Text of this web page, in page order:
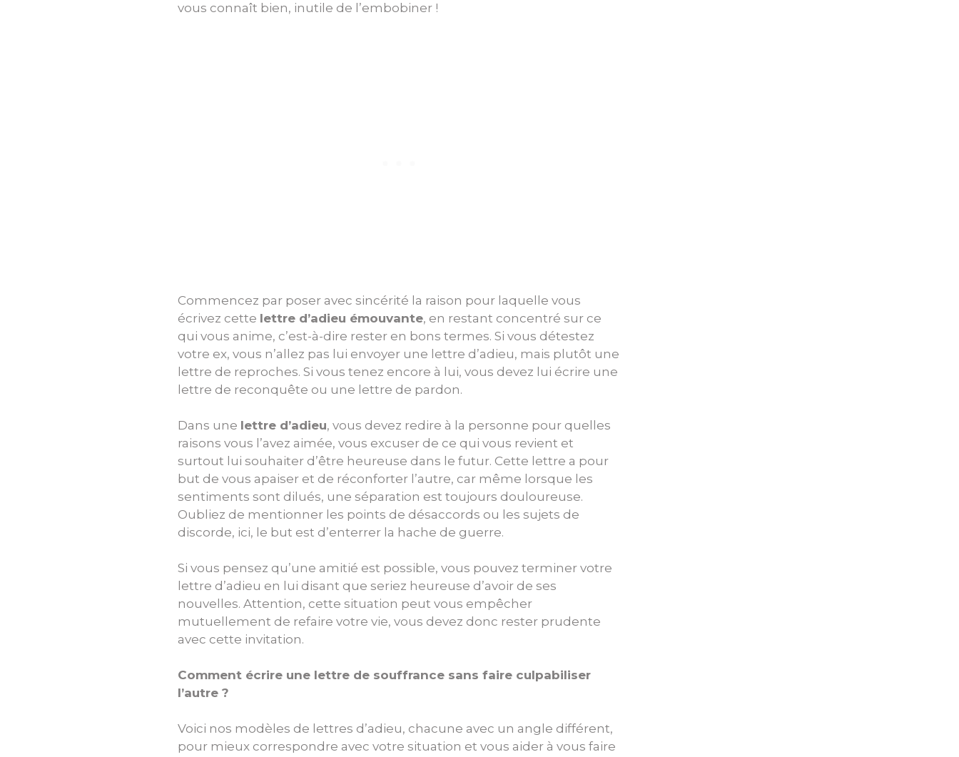
vous connaît bien, inutile de l’embobiner !
Commencez par poser avec sincérité la raison pour laquelle vous
écrivez cette lettre d’adieu émouvante, en restant concentré sur ce
qui vous anime, c’est-à-dire rester en bons termes. Si vous détestez
votre ex, vous n’allez pas lui envoyer une lettre d’adieu, mais plutôt une
lettre de reproches. Si vous tenez encore à lui, vous devez lui écrire une
lettre de reconquête ou une lettre de pardon.
Dans une lettre d’adieu, vous devez redire à la personne pour quelles
raisons vous l’avez aimée, vous excuser de ce qui vous revient et
surtout lui souhaiter d’être heureuse dans le futur. Cette lettre a pour
but de vous apaiser et de réconforter l’autre, car même lorsque les
sentiments sont dilués, une séparation est toujours douloureuse.
Oubliez de mentionner les points de désaccords ou les sujets de
discorde, ici, le but est d’enterrer la hache de guerre.
Si vous pensez qu’une amitié est possible, vous pouvez terminer votre
lettre d’adieu en lui disant que seriez heureuse d’avoir de ses
nouvelles. Attention, cette situation peut vous empêcher
mutuellement de refaire votre vie, vous devez donc rester prudente
avec cette invitation.
Comment écrire une lettre de souffrance sans faire culpabiliser
l’autre ?
Voici nos modèles de lettres d’adieu, chacune avec un angle différent,
pour mieux correspondre avec votre situation et vous aider à vous faire